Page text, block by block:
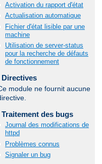
Activation du rapport d'état
Actualisation automatique
Fichier d'état lisible par une
machine
Utilisation de server-status
pour la recherche de défauts
de fonctionnement
Directives
module ne fournit aucune
Traitement des bugs
Journal des modifications de
httpd
Problèmes connus
Signaler un bug